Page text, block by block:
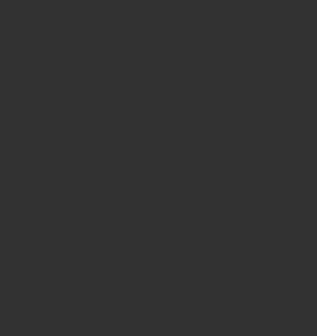
LIGHT WAND ブラシ